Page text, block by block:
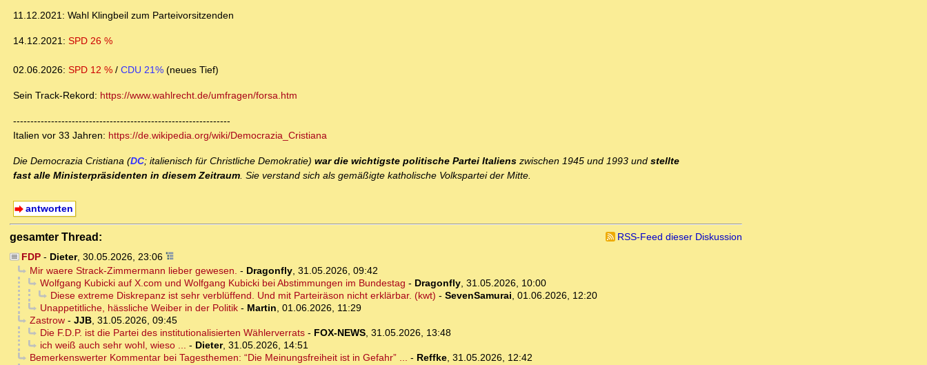
11.12.2021: Wahl Klingbeil zum Parteivorsitzenden
14.12.2021: SPD 26 %
02.06.2026: SPD 12 % / CDU 21% (neues Tief)
Sein Track-Rekord: https://www.wahlrecht.de/umfragen/forsa.htm
---------------------------------------------------------------
Italien vor 33 Jahren: https://de.wikipedia.org/wiki/Democrazia_Cristiana
Die Democrazia Cristiana (DC; italienisch für Christliche Demokratie) war die wichtigste politische Partei Italiens zwischen 1945 und 1993 und stellte
fast alle Ministerpräsidenten in diesem Zeitraum. Sie verstand sich als gemäßigte katholische Volkspartei der Mitte.
antworten
gesamter Thread:
RSS-Feed dieser Diskussion
FDP- Dieter, 30.05.2026, 23:06
Mir waere Strack-Zimmermann lieber gewesen. - Dragonfly, 31.05.2026, 09:42
Wolfgang Kubicki auf X.com und Wolfgang Kubicki bei Abstimmungen im Bundestag - Dragonfly, 31.05.2026, 10:00
Diese extreme Diskrepanz ist sehr verblüffend. Und mit Parteiräson nicht erklärbar. (kwt) - SevenSamurai, 01.06.2026, 12:20
Unappetitliche, hässliche Weiber in der Politik- Martin, 01.06.2026, 11:29
Zastrow- JJB, 31.05.2026, 09:45
Die F.D.P. ist die Partei des institutionalisierten Wählerverrats- FOX-NEWS, 31.05.2026, 13:48
ich weiß auch sehr wohl, wieso ... - Dieter, 31.05.2026, 14:51
Bemerkenswerter Kommentar bei Tagesthemen: “Die Meinungsfreiheit ist in Gefahr” ... - Reffke, 31.05.2026, 12:42